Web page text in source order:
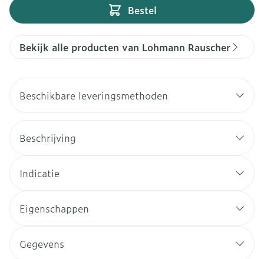
Bestel
Bekijk alle producten van Lohmann Rauscher
Beschikbare leveringsmethoden
Beschrijving
Indicatie
Eigenschappen
Gegevens